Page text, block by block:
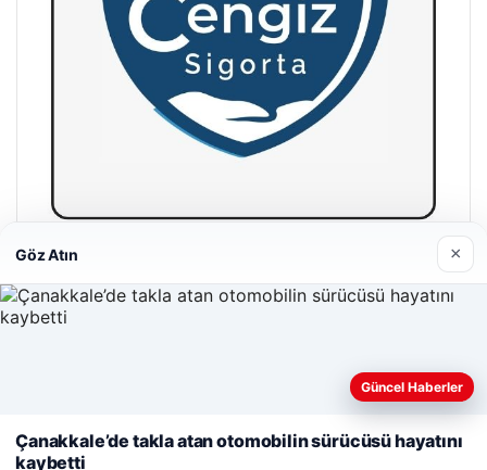
Hastaş Beton
26/05/2026
© 2026 Haber Gazete – En Güncel Haberler
Web sitemizi nasıl kullandığınızı daha iyi anlayabilmek,
kullanıyoruz.Çerez Politikamız
Göz Atın ×
Güncel Haberler
Çanakkale’de takla atan otomobilin sürücüsü hayatını
kaybetti